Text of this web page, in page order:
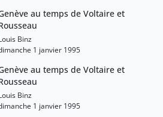
au temps de Voltaire et
Binz
1 janvier 1995
au temps de Voltaire et
Binz
1 janvier 1995